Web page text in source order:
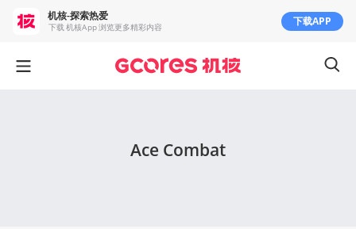
Ace Combat
机核-探索热爱
下载 机核App 浏览更多精彩内容 下载APP